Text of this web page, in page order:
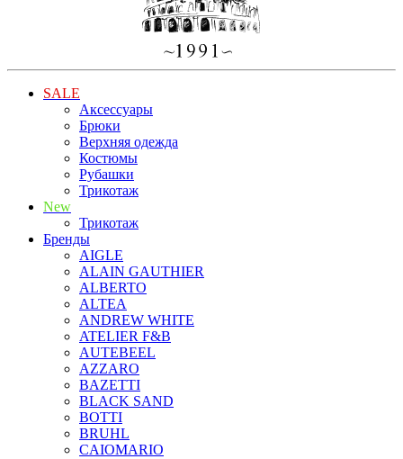
SALE
Аксессуары
Брюки
Верхняя одежда
Костюмы
Рубашки
Трикотаж
New
Трикотаж
Бренды
AIGLE
ALAIN GAUTHIER
ALBERTO
ALTEA
ANDREW WHITE
ATELIER F&B
AUTEBEEL
AZZARO
BAZETTI
BLACK SAND
BOTTI
BRUHL
CAIOMARIO